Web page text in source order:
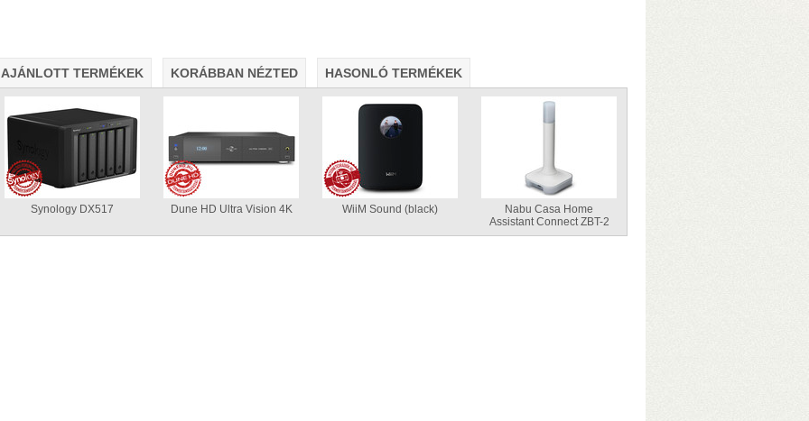
• Hardveres RAID0/RAID1/RAID5/RAID10 módok • A RAID-mód a hátlapi kapcsolóval
választható
• Hot spare lemez(ek) a RAID javításához
• 5 GBit/s sebesség USB3-on (230–250
MByte/s merevlemezekkel) • Ingyenes backup-szoftver Window-hoz
AJÁNLOTT TERMÉKEK KORÁBBAN NÉZTED HASONLÓ TERMÉKEK
Synology DX517 Dune HD Ultra Vision 4K WiiM Sound (black)
Nabu Casa Home
Assistant Connect ZBT-2